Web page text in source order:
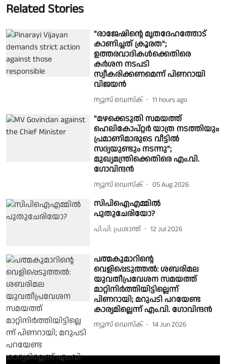
Related Stories
"രാജേഷിൻ്റെ മൃതദേഹത്തോട്
കാണിച്ചത് ക്രൂരത";
ഉത്തരവാദികൾക്കെതിരെ
കർശന നടപടി
സ്വീകരിക്കണമെന്ന് പിണറായി
വിജയൻ
ന്യൂസ് ഡെസ്ക് 11 hours ago
"മഴക്കെടുതി സമയത്ത്
ഹെലികോപ്റ്റർ യാത്ര നടത്തിയും
പ്രമാണിമാരുടെ വീട്ടിൽ
സദ്യയുണ്ടും നടന്നു";
മുഖ്യമന്ത്രിക്കെതിരെ എം.വി.
ഗോവിന്ദൻ
ന്യൂസ് ഡെസ്ക് 05 Aug 2026
സിപിഐഎമ്മില്‍
പുതുചേരിയോ?
പി.പി. പ്രശാന്ത് 12 Jul 2026
പത്മകുമാറിൻ്റെ
വെളിപ്പെടുത്തൽ: ശബരിമല
യുവതീപ്രവേശന സമയത്ത്
മാറ്റിനിർത്തിയിട്ടില്ലെന്ന്
പിണറായി; മറുപടി പറയേണ്ട
കാര്യമില്ലെന്ന് എം.വി. ഗോവിന്ദൻ
ന്യൂസ് ഡെസ്ക് 14 Jun 2026